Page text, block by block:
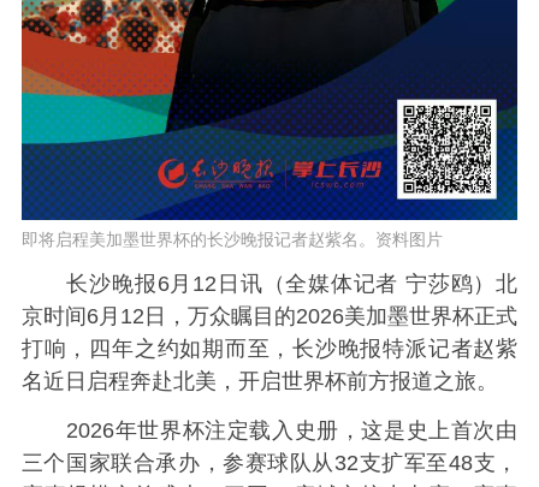
即将启程美加墨世界杯的长沙晚报记者赵紫名。资料图片
长沙晚报6月12日讯（全媒体记者 宁莎鸥）北
京时间6月12日，万众瞩目的2026美加墨世界杯正式
打响，四年之约如期而至，长沙晚报特派记者赵紫
名近日启程奔赴北美，开启世界杯前方报道之旅。
2026年世界杯注定载入史册，这是史上首次由
三个国家联合承办，参赛球队从32支扩军至48支，